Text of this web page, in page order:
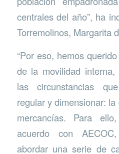
centrales del año”, ha
Torremolinos, Margarita
“Por eso, hemos
de la movilidad
las circunstancias
regular y dimensionar:
mercancías. Para
acuerdo con
abordar una serie de